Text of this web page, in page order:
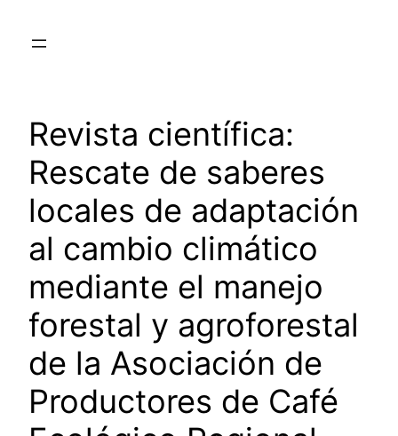
Revista científica:
Rescate de saberes
locales de adaptación
al cambio climático
mediante el manejo
forestal y agroforestal
de la Asociación de
Productores de Café